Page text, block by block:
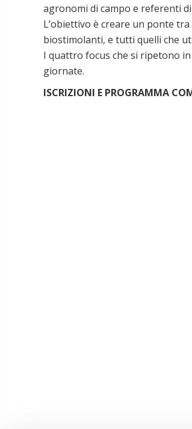
agronomi di campo e referenti
L’obiettivo è creare un ponte
biostimolanti, e tutti quelli che
I quattro focus che si ripetono
giornate.
ISCRIZIONI E PROGRAMMA